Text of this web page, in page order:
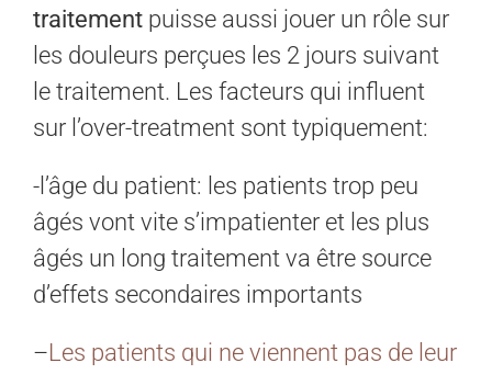
traitement puisse aussi jouer un rôle sur
les douleurs perçues les 2 jours suivant
le traitement. Les facteurs qui influent
sur l’over-treatment sont typiquement:
-l’âge du patient: les patients trop peu
âgés vont vite s’impatienter et les plus
âgés un long traitement va être source
d’effets secondaires importants
–Les patients qui ne viennent pas de leur